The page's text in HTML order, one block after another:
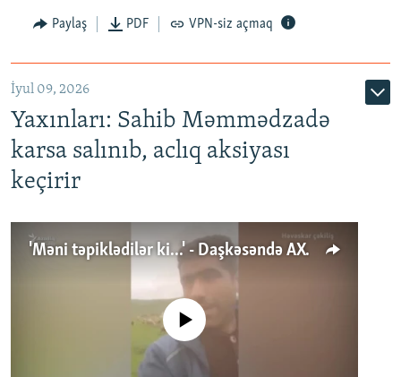
Paylaş PDF VPN-siz açmaq
İyul 09, 2026
Yaxınları: Sahib Məmmədzadə
karsa salınıb, aclıq aksiyası
keçirir
'Məni təpiklədilər ki...' - Daşkəsəndə AXCP fəalının yaxınları onun həbsinə etiraz edirlər
No media source currently available